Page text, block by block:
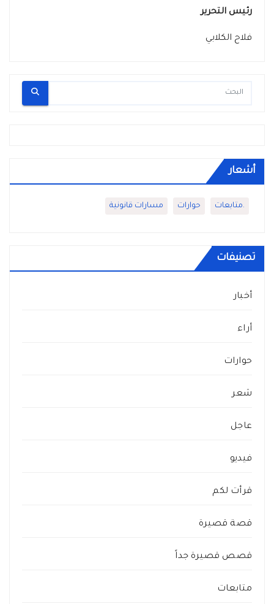
رئيس التحرير
فلاح الكلابي
أشعار
.متابعات حوارات مسارات قانونية
تصنيفات
أخبار
أراء
حوارات
شعر
عاجل
فيديو
قرأت لكم
قصة قصيرة
قصص قصيرة جداً
متابعات